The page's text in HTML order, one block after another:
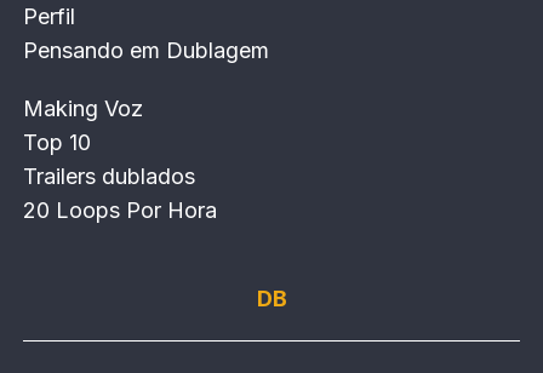
Perfil
Pensando em Dublagem
Making Voz
Top 10
Trailers dublados
20 Loops Por Hora
DB